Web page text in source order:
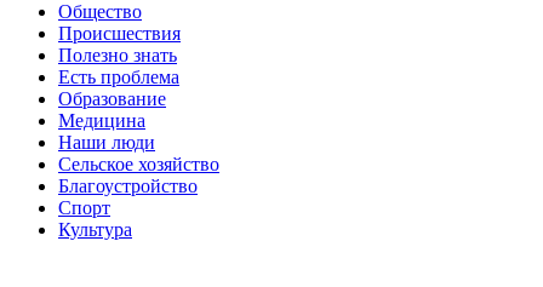
Общество
Происшествия
Полезно знать
Есть проблема
Образование
Медицина
Наши люди
Сельское хозяйство
Благоустройство
Спорт
Культура